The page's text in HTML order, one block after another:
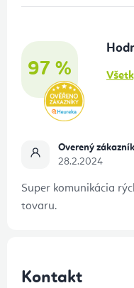
97 %
Overený zákazník
28.2.2024
Super komunikácia
tovaru.
Kontakt